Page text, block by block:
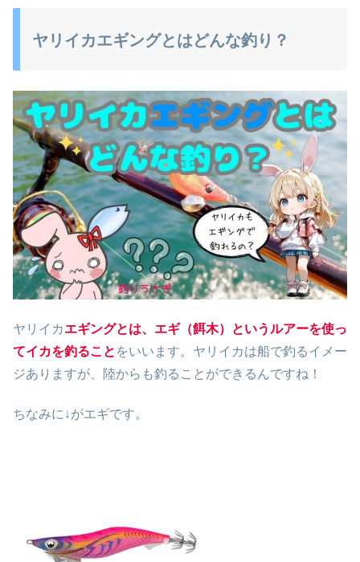
ヤリイカエギングとはどんな釣り？
ヤリイカエギングとは、エギ（餌木）というルアーを使っ
てイカを釣ること をいいます。ヤリイカは船で釣るイメー
ジありますが、陸からも釣ることができるんですね！
ちなみに↓がエギです。